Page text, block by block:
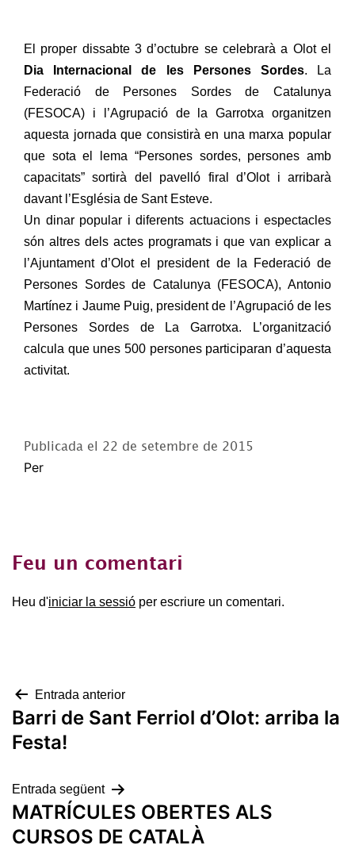
El proper dissabte 3 d’octubre se celebrarà a Olot el
Dia Internacional de les Persones Sordes. La
Federació de Persones Sordes de Catalunya
(FESOCA) i l’Agrupació de la Garrotxa organitzen
aquesta jornada que consistirà en una marxa popular
que sota el lema “Persones sordes, persones amb
capacitats” sortirà del pavelló firal d’Olot i arribarà
davant l’Església de Sant Esteve.
Un dinar popular i diferents actuacions i espectacles
són altres dels actes programats i que van explicar a
l’Ajuntament d’Olot el president de la Federació de
Persones Sordes de Catalunya (FESOCA), Antonio
Martínez i Jaume Puig, president de l’Agrupació de les
Persones Sordes de La Garrotxa. L’organització
calcula que unes 500 persones participaran d’aquesta
activitat.
Publicada el 22 de setembre de 2015
Per
Feu un comentari
Heu d'iniciar la sessió per escriure un comentari.
Navegació
d'entrades
Entrada anterior
Barri de Sant Ferriol d’Olot: arriba la
Festa!
Entrada següent
MATRÍCULES OBERTES ALS
CURSOS DE CATALÀ